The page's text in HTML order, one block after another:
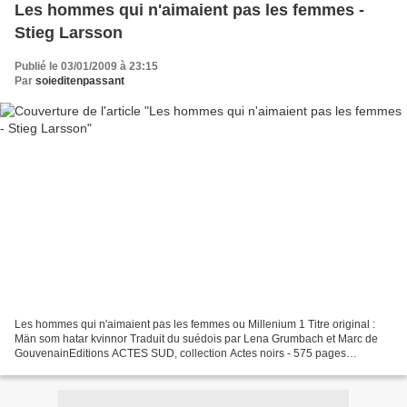
Les hommes qui n'aimaient pas les femmes -
Stieg Larsson
Publié le 03/01/2009 à 23:15
Par soieditenpassant
Les hommes qui n'aimaient pas les femmes ou Millenium 1 Titre original :
Män som hatar kvinnor Traduit du suédois par Lena Grumbach et Marc de
GouvenainEditions ACTES SUD, collection Actes noirs - 575 pages